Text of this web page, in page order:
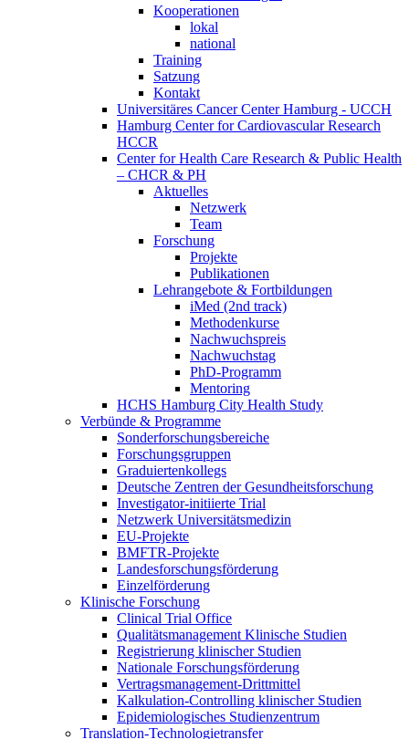
Kooperationen
lokal
national
Training
Satzung
Kontakt
Universitäres Cancer Center Hamburg - UCCH
Hamburg Center for Cardiovascular Research
HCCR
Center for Health Care Research & Public Health
– CHCR & PH
Aktuelles
Netzwerk
Team
Forschung
Projekte
Publikationen
Lehrangebote & Fortbildungen
iMed (2nd track)
Methodenkurse
Nachwuchspreis
Nachwuchstag
PhD-Programm
Mentoring
HCHS Hamburg City Health Study
Verbünde & Programme
Sonderforschungsbereiche
Forschungsgruppen
Graduiertenkollegs
Deutsche Zentren der Gesundheitsforschung
Investigator-initiierte Trial
Netzwerk Universitätsmedizin
EU-Projekte
BMFTR-Projekte
Landesforschungsförderung
Einzelförderung
Klinische Forschung
Clinical Trial Office
Qualitätsmanagement Klinische Studien
Registrierung klinischer Studien
Nationale Forschungsförderung
Vertragsmanagement-Drittmittel
Kalkulation-Controlling klinischer Studien
Epidemiologisches Studienzentrum
Translation-Technologietransfer